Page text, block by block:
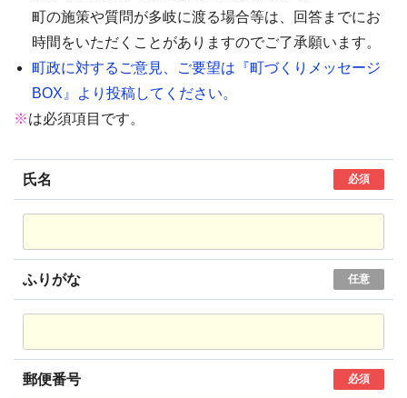
町の施策や質問が多岐に渡る場合等は、回答までにお
時間をいただくことがありますのでご了承願います。
町政に対するご意見、ご要望は『町づくりメッセージ
BOX』より投稿してください。
※は必須項目です。
氏名 必須
ふりがな 任意
郵便番号 必須